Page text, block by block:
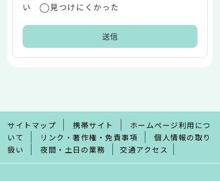
い
見つけにくかった
で
サイトマップ 携帯サイト
ホームページ利用につ
いて
リンク・著作権・免責事項
個人情報の取り
扱い
夜間・土日の業務 交通アクセス